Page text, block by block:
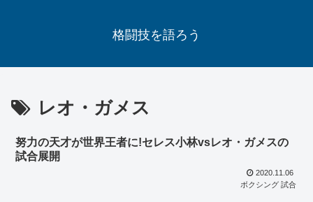
格闘技を語ろう
レオ・ガメス
努力の天才が世界王者に!セレス小林vsレオ・ガメスの
試合展開
2020.11.06
ボクシング 試合